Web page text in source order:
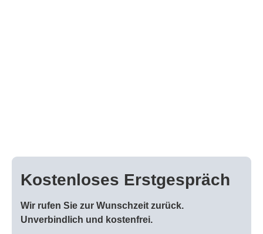
Kostenloses Erstgespräch
Wir rufen Sie zur Wunschzeit zurück.
Unverbindlich und kostenfrei.